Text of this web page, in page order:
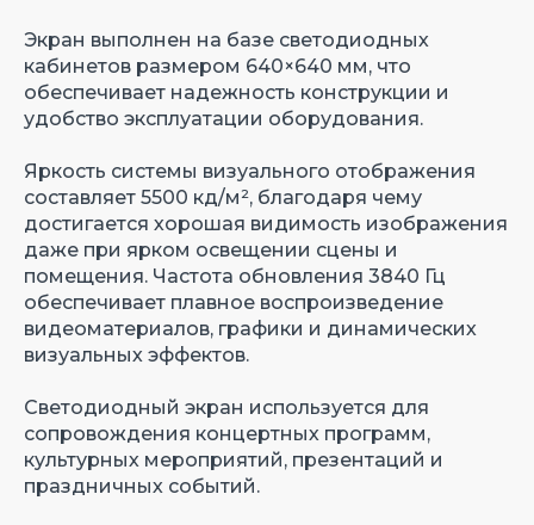
Экран выполнен на базе светодиодных
кабинетов размером 640×640 мм, что
обеспечивает надежность конструкции и
удобство эксплуатации оборудования.
Яркость системы визуального отображения
составляет 5500 кд/м², благодаря чему
достигается хорошая видимость изображения
даже при ярком освещении сцены и
помещения. Частота обновления 3840 Гц
обеспечивает плавное воспроизведение
видеоматериалов, графики и динамических
визуальных эффектов.
Светодиодный экран используется для
сопровождения концертных программ,
культурных мероприятий, презентаций и
праздничных событий.